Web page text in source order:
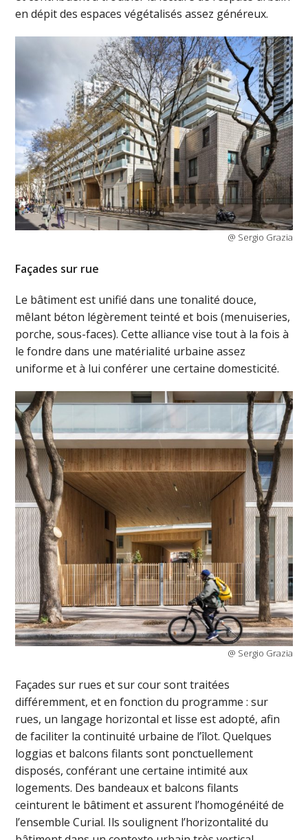
en dépit des espaces végétalisés assez généreux.
@ Sergio Grazia
Façades sur rue
Le bâtiment est unifié dans une tonalité douce,
mêlant béton légèrement teinté et bois (menuiseries,
porche, sous-faces). Cette alliance vise tout à la fois à
le fondre dans une matérialité urbaine assez
uniforme et à lui conférer une certaine domesticité.
@ Sergio Grazia
Façades sur rues et sur cour sont traitées
différemment, et en fonction du programme : sur
rues, un langage horizontal et lisse est adopté, afin
de faciliter la continuité urbaine de l’îlot. Quelques
loggias et balcons filants sont ponctuellement
disposés, conférant une certaine intimité aux
logements. Des bandeaux et balcons filants
ceinturent le bâtiment et assurent l’homogénéité de
l’ensemble Curial. Ils soulignent l’horizontalité du